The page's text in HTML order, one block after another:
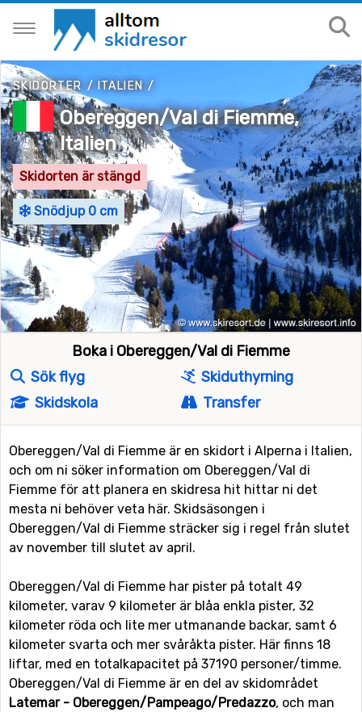
SKIDORTER/ITALIEN/
Obereggen/Val di Fiemme,
Italien
Skidorten är stängd
Snödjup 0 cm
Boka i Obereggen/Val di Fiemme
Sök flyg
Skiduthyrning
Skidskola
Transfer
Obereggen/Val di Fiemme är en skidort i Alperna i Italien,
och om ni söker information om Obereggen/Val di
Fiemme för att planera en skidresa hit hittar ni det
mesta ni behöver veta här. Skidsäsongen i
Obereggen/Val di Fiemme sträcker sig i regel från slutet
av november till slutet av april.
Obereggen/Val di Fiemme har pister på totalt 49
kilometer, varav 9 kilometer är blåa enkla pister, 32
kilometer röda och lite mer utmanande backar, samt 6
kilometer svarta och mer svåråkta pister. Här finns 18
liftar, med en totalkapacitet på 37190 personer/timme.
Obereggen/Val di Fiemme är en del av skidområdet
Latemar - Obereggen/Pampeago/Predazzo, och man